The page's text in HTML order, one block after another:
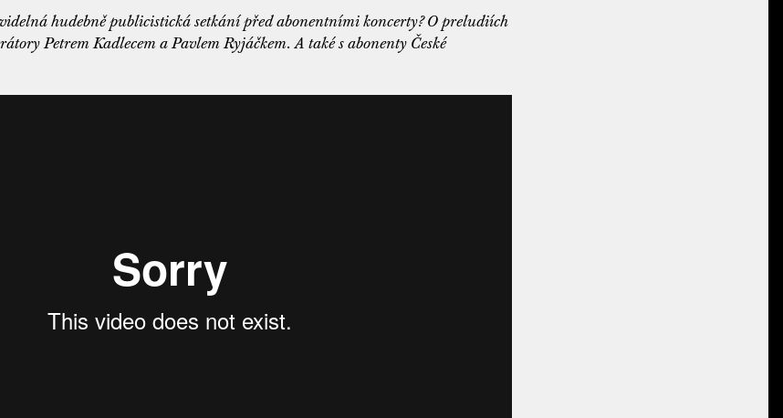
hudebně publicistická setkání před abonentními koncerty? O preludiích
Petrem Kadlecem a Pavlem Ryjáčkem. A také s abonenty České